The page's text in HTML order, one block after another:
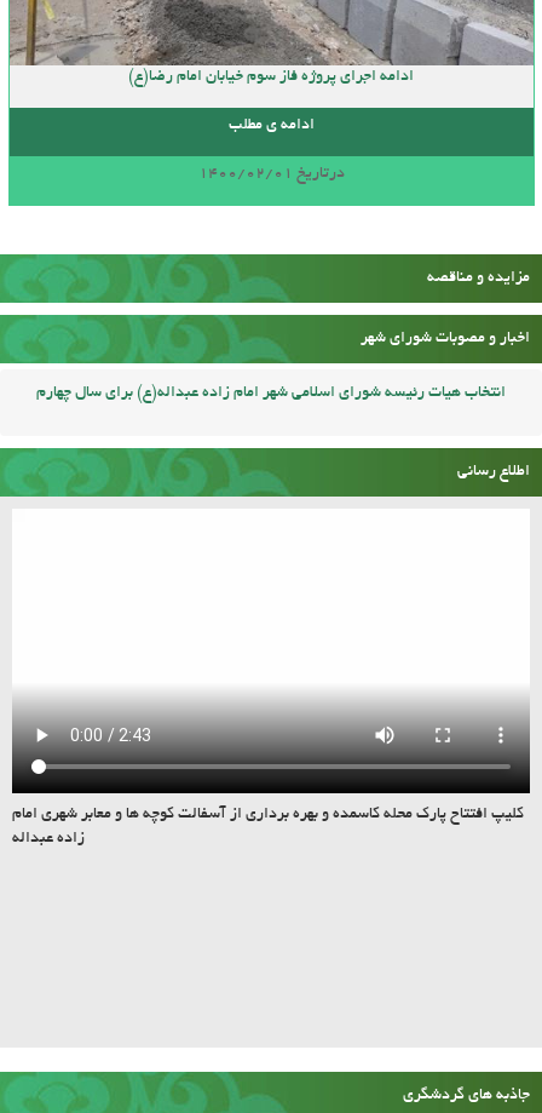
ادامه اجرای پروژه فاز سوم خیابان امام رضا(ع)
ادامه ی مطلب
درتاریخ 1400/02/01
مزایده و مناقصه
اخبار و مصوبات شورای شهر
انتخاب هیات رئیسه شورای اسلامی شهر امام زاده عبداله(ع) برای سال چهارم
اطلاع رسانی
کلیپ افتتاح پارک محله کاسمده و بهره برداری از آسفالت کوچه ها و معابر شهری امام
زاده عبداله
جاذبه های گردشگری